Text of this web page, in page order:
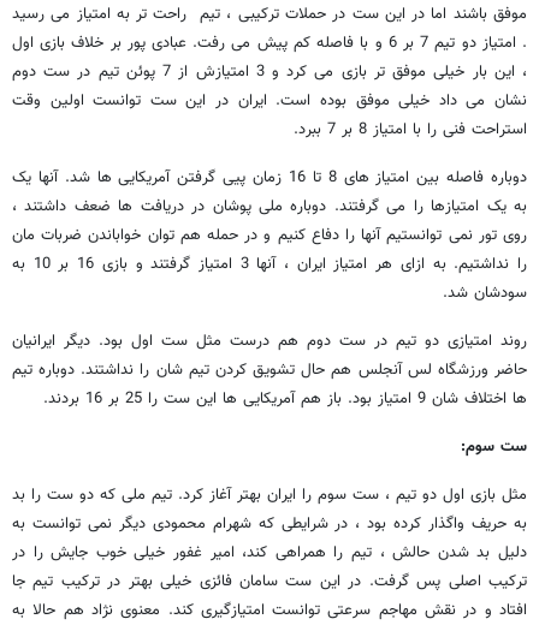
موفق باشند اما در این ست در حملات ترکیبی ، تیم راحت تر به امتیاز می رسید
. امتیاز دو تیم 7 بر 6 و با فاصله کم پیش می رفت. عبادی پور بر خلاف بازی اول
، این بار خیلی موفق تر بازی می کرد و 3 امتیازش از 7 پوئن تیم در ست دوم
نشان می داد خیلی موفق بوده است. ایران در این ست توانست اولین وقت
استراحت فنی را با امتیاز 8 بر 7 ببرد.
دوباره فاصله بین امتیاز های 8 تا 16 زمان پیی گرفتن آمریکایی ها شد. آنها یک
به یک امتیازها را می گرفتند. دوباره ملی پوشان در دریافت ها ضعف داشتند ،
روی تور نمی توانستیم آنها را دفاع کنیم و در حمله هم توان خواباندن ضربات مان
را نداشتیم. به ازای هر امتیاز ایران ، آنها 3 امتیاز گرفتند و بازی 16 بر 10 به
سودشان شد.
روند امتیازی دو تیم در ست دوم هم درست مثل ست اول بود. دیگر ایرانیان
حاضر ورزشگاه لس آنجلس هم حال تشویق کردن تیم شان را نداشتند. دوباره تیم
ها اختلاف شان 9 امتیاز بود. باز هم آمریکایی ها این ست را 25 بر 16 بردند.
ست سوم:
مثل بازی اول دو تیم ، ست سوم را ایران بهتر آغاز کرد. تیم ملی که دو ست را بد
به حریف واگذار کرده بود ، در شرایطی که شهرام محمودی دیگر نمی توانست به
دلیل بد شدن حالش ، تیم را همراهی کند، امیر غفور خیلی خوب جایش را در
ترکیب اصلی پس گرفت. در این ست سامان فائزی خیلی بهتر در ترکیب تیم جا
افتاد و در نقش مهاجم سرعتی توانست امتیازگیری کند. معنوی نژاد هم حالا به